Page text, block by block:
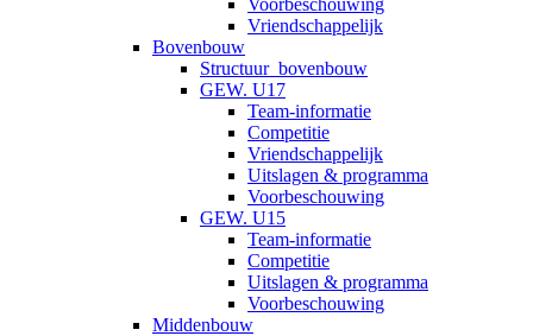
Voorbeschouwing
Vriendschappelijk
Bovenbouw
Structuur_bovenbouw
GEW. U17
Team-informatie
Competitie
Vriendschappelijk
Uitslagen & programma
Voorbeschouwing
GEW. U15
Team-informatie
Competitie
Uitslagen & programma
Voorbeschouwing
Middenbouw